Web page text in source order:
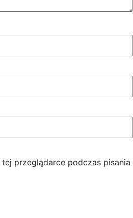
przeglądarce podczas pisania